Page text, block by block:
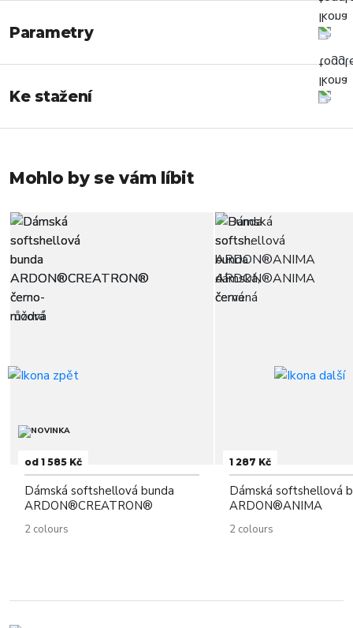
Parametry
Ke stažení
Mohlo by se vám líbit
od 1 585 Kč
Dámská softshellová bunda
ARDON®CREATRON®
2 colours
1 287 Kč
Dámská softshellová
ARDON®ANIMA
2 colours